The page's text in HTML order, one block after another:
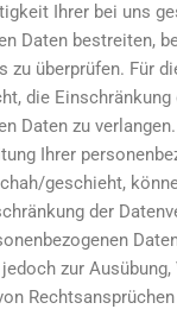
Ihrer bei uns
Daten bestreiten,
zu überprüfen. Für
die
Daten zu verlangen.
Ihrer
geschieht,
der
zur